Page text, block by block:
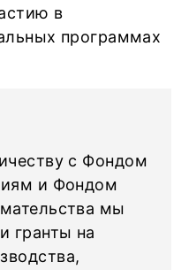
в
программах
с Фондом
и Фондом
мы
гранты на